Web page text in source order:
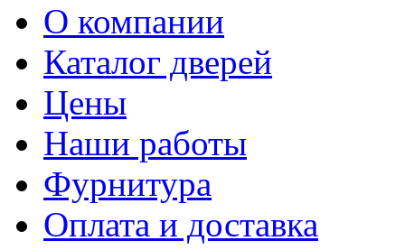
О компании
Каталог дверей
Цены
Наши работы
Фурнитура
Оплата и доставка